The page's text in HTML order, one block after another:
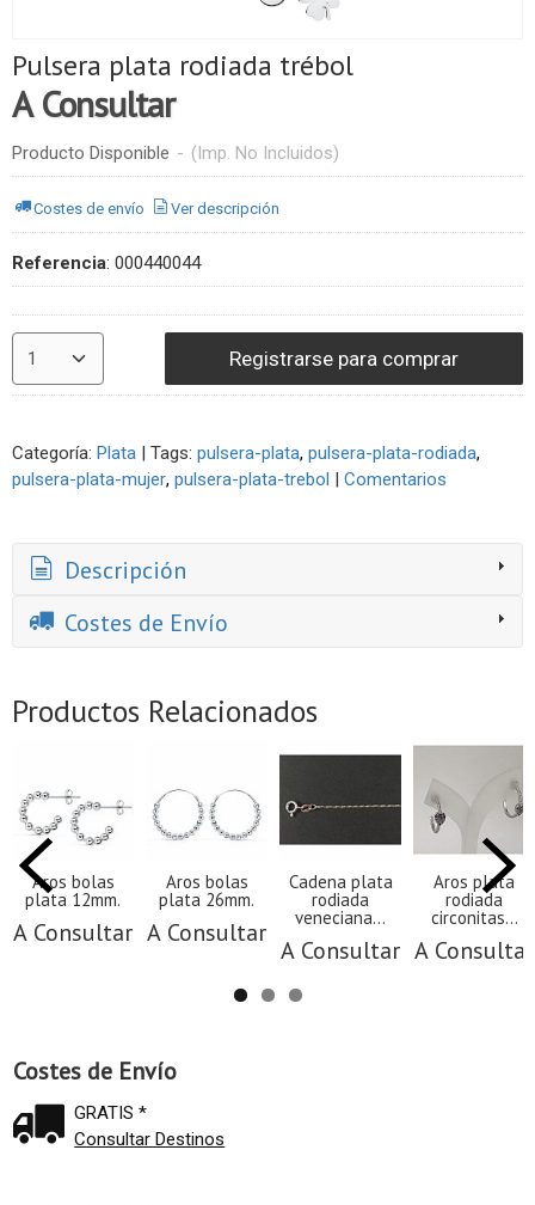
Costes de Envío
GRATIS *
Consultar Destinos
Pulsera plata rodiada trébol
A Consultar
Producto Disponible - (Imp. No Incluidos)
Costes de envío Ver descripción
Referencia: 000440044
Registrarse para comprar
Categoría: Plata | Tags: pulsera-plata pulsera-plata-rodiada
pulsera-plata-mujer pulsera-plata-trebol | Comentarios
Descripción
Costes de Envío
Productos Relacionados
Aros bolas
plata 12mm.
A Consultar
Aros bolas
plata 26mm.
A Consultar
Cadena plata
rodiada
veneciana...
A Consultar
Aros plata
rodiada
circonitas...
A Consultar